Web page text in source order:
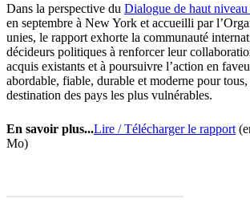
Dans la perspective du Dialogue de haut niveau
en septembre à New York et accueilli par
unies, le rapport exhorte la communauté
décideurs politiques à renforcer leur
acquis existants et à poursuivre l’action en
abordable, fiable, durable et moderne pour tous,
destination des pays les plus vulnérables.
En savoir plus...Lire / Télécharger le rapport
Mo)